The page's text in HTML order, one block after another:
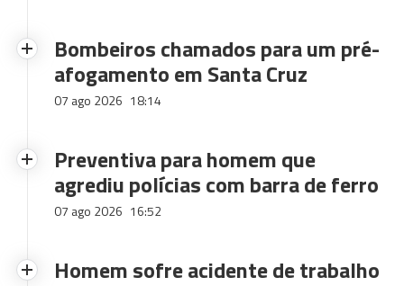
Bombeiros chamados para um pré-
afogamento em Santa Cruz
07 ago 2026 18:14
Preventiva para homem que
agrediu polícias com barra de ferro
07 ago 2026 16:52
Homem sofre acidente de trabalho